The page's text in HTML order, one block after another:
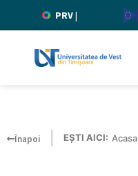
PRV|
Înapoi EȘTI AICI: Acasa